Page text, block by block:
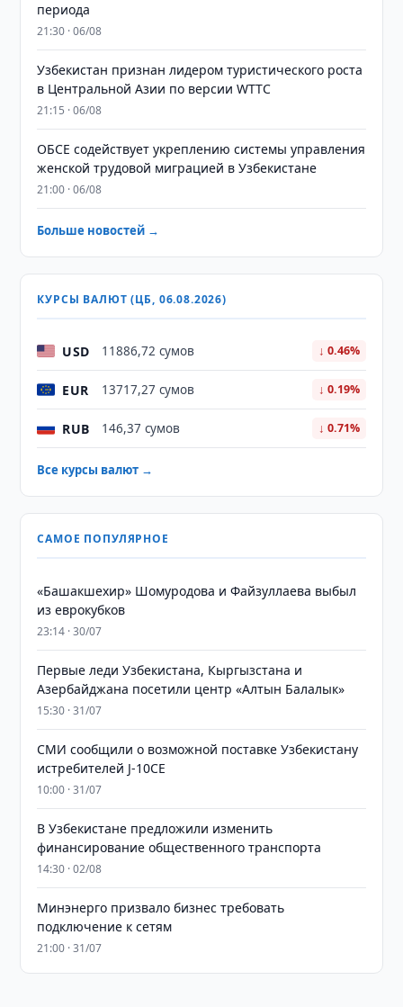
периода
21:30 · 06/08
Узбекистан признан лидером туристического роста
в Центральной Азии по версии WTTC
21:15 · 06/08
ОБСЕ содействует укреплению системы управления
женской трудовой миграцией в Узбекистане
21:00 · 06/08
Больше новостей →
КУРСЫ ВАЛЮТ (ЦБ, 06.08.2026)
USD 11886,72 сумов ↓ 0.46%
EUR 13717,27 сумов ↓ 0.19%
RUB 146,37 сумов ↓ 0.71%
Все курсы валют →
САМОЕ ПОПУЛЯРНОЕ
«Башакшехир» Шомуродова и Файзуллаева выбыл
из еврокубков
23:14 · 30/07
Первые леди Узбекистана, Кыргызстана и
Азербайджана посетили центр «Алтын Балалык»
15:30 · 31/07
СМИ сообщили о возможной поставке Узбекистану
истребителей J-10CE
10:00 · 31/07
В Узбекистане предложили изменить
финансирование общественного транспорта
14:30 · 02/08
Минэнерго призвало бизнес требовать
подключение к сетям
21:00 · 31/07